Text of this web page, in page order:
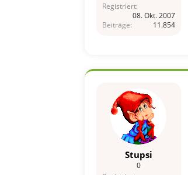
Registriert
08. Okt. 2007
Beiträge
11.854
Stupsi
0